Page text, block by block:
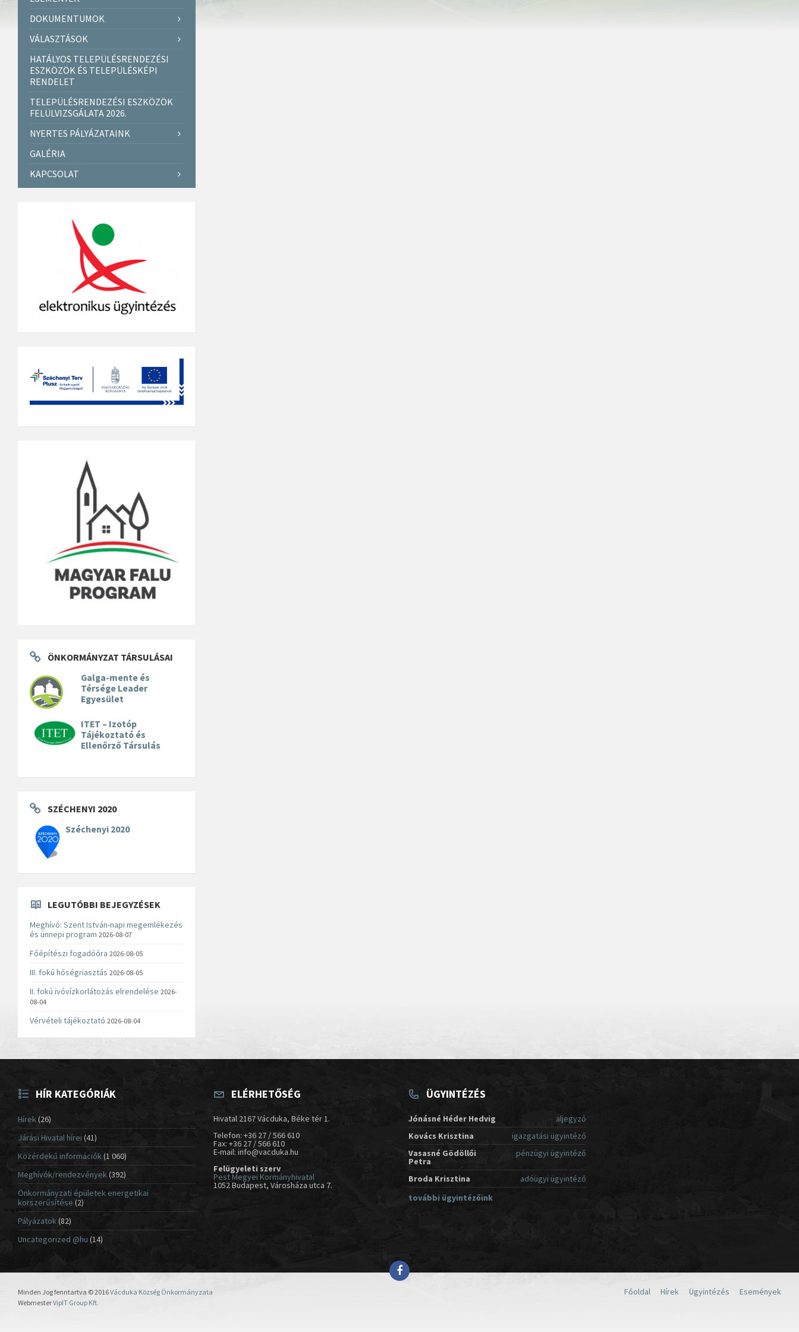
DOKUMENTUMOK
VÁLASZTÁSOK
HATÁLYOS TELEPÜLÉSRENDEZÉSI
ESZKÖZÖK ÉS TELEPÜLÉSKÉPI
RENDELET
TELEPÜLÉSRENDEZÉSI ESZKÖZÖK
FELÜLVIZSGÁLATA 2026.
NYERTES PÁLYÁZATAINK
GALÉRIA
KAPCSOLAT
ÖNKORMÁNYZAT TÁRSULÁSAI
Galga-mente és
Térsége Leader
Egyesület
ITET – Izotóp
Tájékoztató és
Ellenőrző Társulás
SZÉCHENYI 2020
Széchenyi 2020
LEGUTÓBBI BEJEGYZÉSEK
Meghívó: Szent István-napi megemlékezés
és ünnepi program 2026-08-07
Főépítészi fogadóóra 2026-08-05
III. fokú hőségriasztás 2026-08-05
II. fokú ivóvízkorlátozás elrendelése 2026-
08-04
Vérvételi tájékoztató 2026-08-04
HÍR KATEGÓRIÁK
Hírek (26)
Járási Hivatal hírei (41)
Közérdekű információk(1 060)
Meghívók/rendezvények(392)
Önkormányzati épületek energetikai
korszerűsítése (2)
Pályázatok(82)
Uncategorized @hu (14)
ELÉRHETŐSÉG
Hivatal 2167 Vácduka, Béke tér 1.
Telefon: +36 27 / 566 610
Fax: +36 27 / 566 610
E-mail: info@vacduka.hu
Felügyeleti szerv
Pest Megyei Kormányhivatal
1052 Budapest, Városháza utca 7.
ÜGYINTÉZÉS
Jónásné Héder Hedvig
aljegyző
Kovács Krisztina
igazgatási ügyintéző
Vasasné Gödöllői
Petra
pénzügyi ügyintéző
Broda Krisztina
adóügyi ügyintéző
további ügyintézőink
Főoldal Hírek Ügyintézés Események
Minden Jog fenntartva © 2016Vácduka Község Önkormányzata
WebmesterVipIT Group Kft.